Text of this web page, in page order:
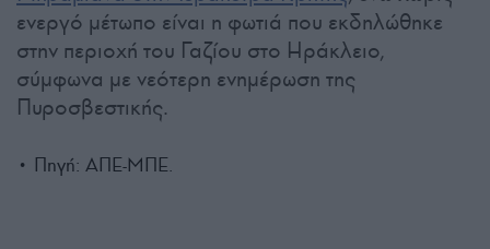
ενεργό μέτωπο είναι η φωτιά που εκδηλώθηκε
στην περιοχή του Γαζίου στο Ηράκλειο,
σύμφωνα με νεότερη ενημέρωση της
Πυροσβεστικής.
• Πηγή: ΑΠΕ-ΜΠΕ.